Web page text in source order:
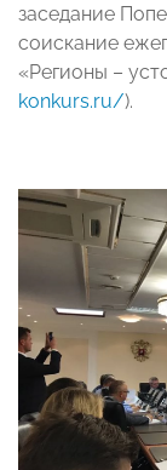
заседание
соискание
«Регионы –
konkurs.ru/).